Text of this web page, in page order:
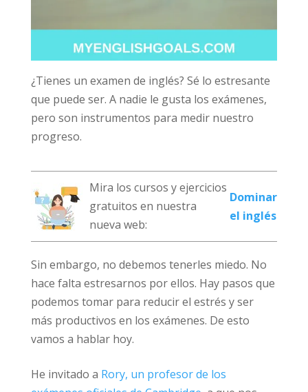
¿Tienes un examen de inglés? Sé lo estresante
que puede ser. A nadie le gusta los exámenes,
pero son instrumentos para medir nuestro
progreso.
Mira los cursos y ejercicios
gratuitos en nuestra
nueva web:
Dominar
el inglés
Sin embargo, no debemos tenerles miedo. No
hace falta estresarnos por ellos. Hay pasos que
podemos tomar para reducir el estrés y ser
más productivos en los exámenes. De esto
vamos a hablar hoy.
He invitado a Rory, un profesor de los